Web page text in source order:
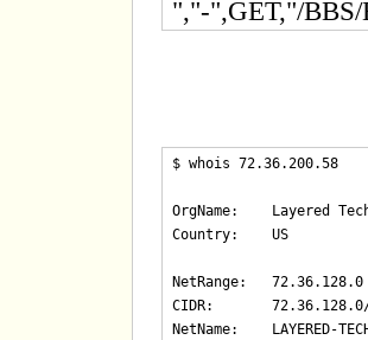
","-",GET,"/
$ whois 72.36.200.58
OrgName:    Layered
Country:    US
NetRange:
CIDR: